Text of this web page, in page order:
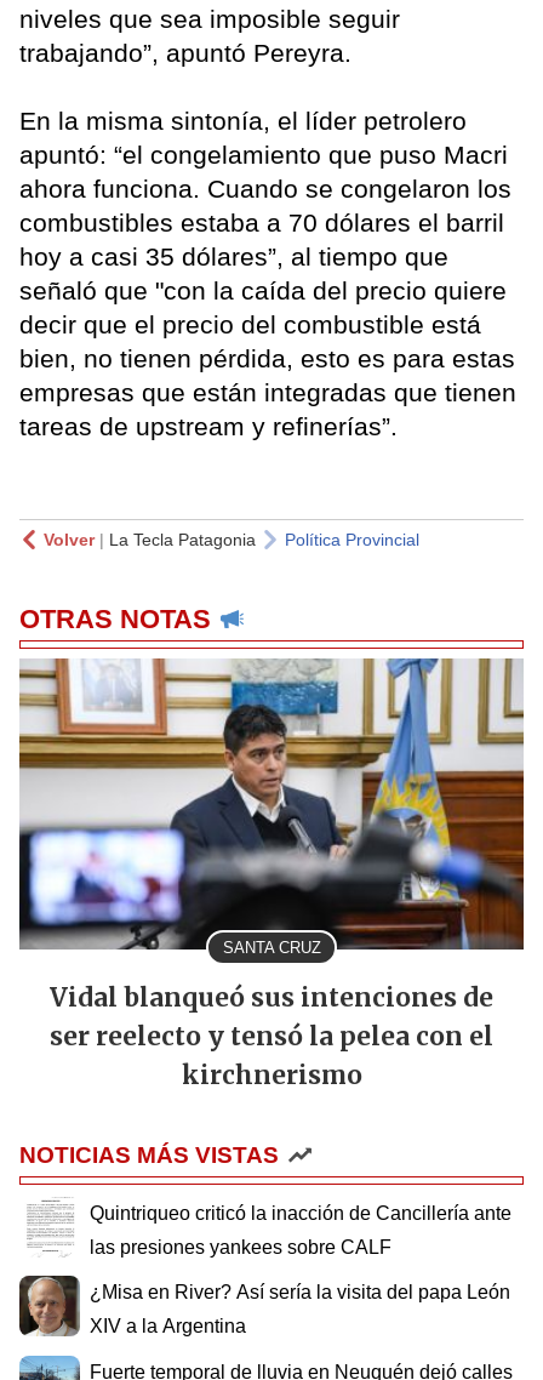
niveles que sea imposible seguir
trabajando”, apuntó Pereyra.
En la misma sintonía, el líder petrolero
apuntó: “el congelamiento que puso Macri
ahora funciona. Cuando se congelaron los
combustibles estaba a 70 dólares el barril
hoy a casi 35 dólares”, al tiempo que
señaló que "con la caída del precio quiere
decir que el precio del combustible está
bien, no tienen pérdida, esto es para estas
empresas que están integradas que tienen
tareas de upstream y refinerías”.
Volver| La Tecla Patagonia Política Provincial
OTRAS NOTAS
SANTA CRUZ
Vidal blanqueó sus intenciones de
ser reelecto y tensó la pelea con el
kirchnerismo
NOTICIAS MÁS VISTAS
Quintriqueo criticó la inacción de Cancillería ante
las presiones yankees sobre CALF
¿Misa en River? Así sería la visita del papa León
XIV a la Argentina
Fuerte temporal de lluvia en Neuquén dejó calles